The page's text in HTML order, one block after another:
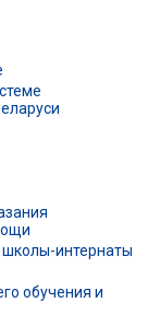
интернаты
обучения и